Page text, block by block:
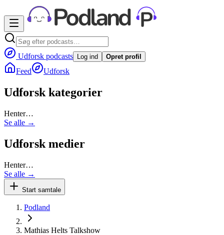
Udforsk podcasts Log ind Opret profil
Feed Udforsk
Udforsk kategorier
Henter…
Se alle →
Udforsk medier
Henter…
Se alle →
Start samtale
Podland
Mathias Helts Talkshow